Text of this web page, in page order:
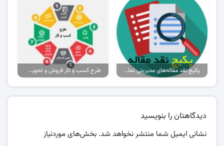
پکیج نقد مقاله‌های مدیریتی تمام گرایش‌ها طرح کسب و کار فروش و تحویل پیتزا در ایران
دیدگاهتان را بنویسید
نشانی ایمیل شما منتشر نخواهد شد. بخش‌های موردنیاز